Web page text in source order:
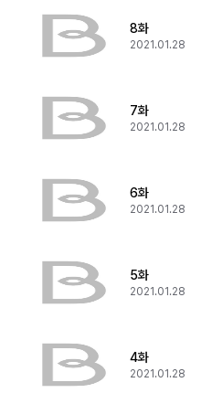
8화
2021.01.28
7화
2021.01.28
6화
2021.01.28
5화
2021.01.28
4화
2021.01.28